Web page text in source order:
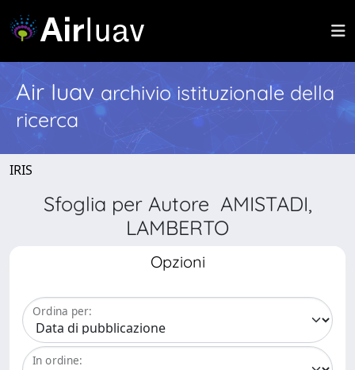
Air Iuav archivio istituzionale della
ricerca
IRIS
Sfoglia per Autore AMISTADI,
LAMBERTO
Opzioni
Ordina per:
In ordine: